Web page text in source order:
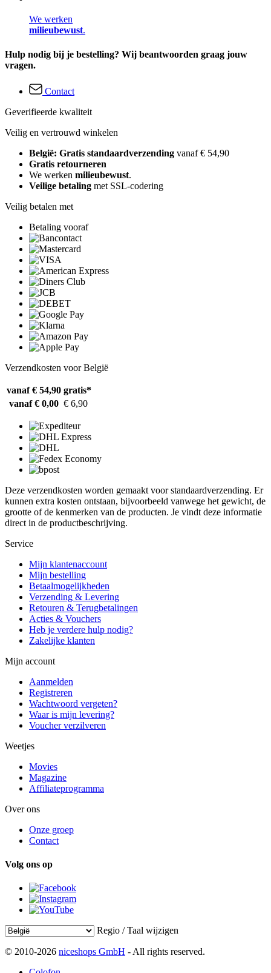
We werken
milieubewust.
Hulp nodig bij je bestelling? Wij beantwoorden graag jouw
vragen.
Contact
Geverifieerde kwaliteit
Veilig en vertrouwd winkelen
België: Gratis standaardverzending vanaf € 54,90
Gratis retourneren
We werken milieubewust.
Veilige betaling met SSL-codering
Veilig betalen met
Betaling vooraf
Verzendkosten voor België
vanaf € 54,90 gratis*
vanaf € 0,00 € 6,90
Deze verzendkosten worden gemaakt voor standaardverzending. Er
kunnen extra kosten ontstaan, bijvoorbeeld vanwege het gewicht, de
grootte of de kenmerken van de producten. Je vindt deze informatie
direct in de productbeschrijving.
Service
Mijn klantenaccount
Mijn bestelling
Betaalmogelijkheden
Verzending & Levering
Retouren & Terugbetalingen
Acties & Vouchers
Heb je verdere hulp nodig?
Zakelijke klanten
Mijn account
Aanmelden
Registreren
Wachtwoord vergeten?
Waar is mijn levering?
Voucher verzilveren
Weetjes
Movies
Magazine
Affiliateprogramma
Over ons
Onze groep
Contact
Volg ons op
Regio / Taal wijzigen
© 2010-2026 niceshops GmbH - All rights reserved.